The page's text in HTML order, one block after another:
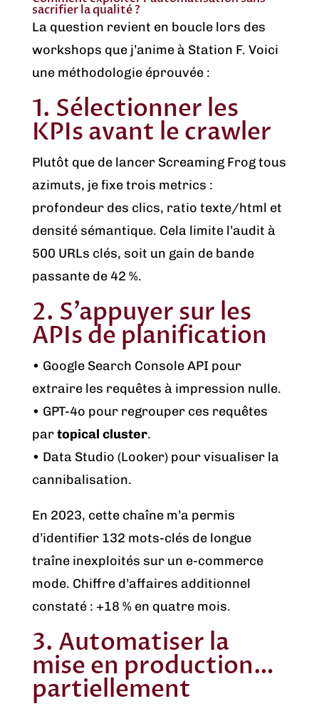
sacrifier la qualité ?
La question revient en boucle lors des
workshops que j’anime à Station F. Voici
une méthodologie éprouvée :
1. Sélectionner les
KPIs avant le crawler
Plutôt que de lancer Screaming Frog tous
azimuts, je fixe trois metrics :
profondeur des clics, ratio texte/html et
densité sémantique. Cela limite l’audit à
500 URLs clés, soit un gain de bande
passante de 42 %.
2. S’appuyer sur les
APIs de planification
• Google Search Console API pour
extraire les requêtes à impression nulle.
• GPT-4o pour regrouper ces requêtes
partopical cluster.
• Data Studio (Looker) pour visualiser la
cannibalisation.
En 2023, cette chaîne m’a permis
d’identifier 132 mots-clés de longue
traîne inexploités sur un e-commerce
mode. Chiffre d’affaires additionnel
constaté : +18 % en quatre mois.
3. Automatiser la
mise en production…
partiellement